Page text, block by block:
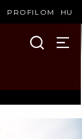
PROFILOM HU